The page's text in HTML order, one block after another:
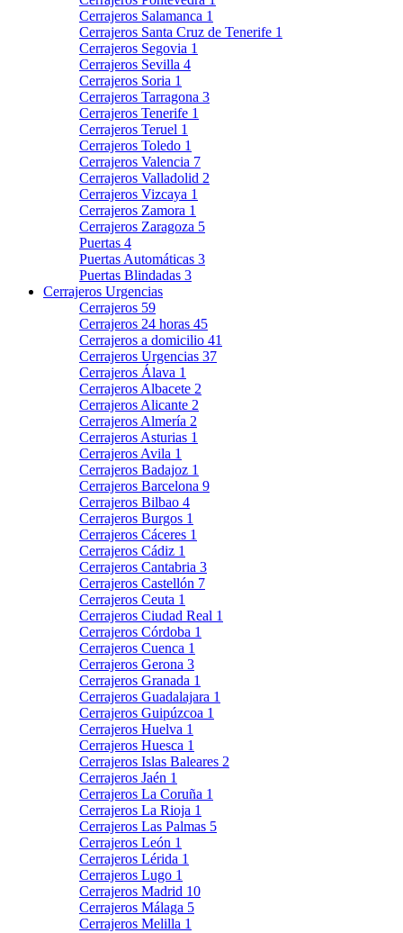
Cerrajeros Salamanca 1
Cerrajeros Santa Cruz de Tenerife 1
Cerrajeros Segovia 1
Cerrajeros Sevilla 4
Cerrajeros Soria 1
Cerrajeros Tarragona 3
Cerrajeros Tenerife 1
Cerrajeros Teruel 1
Cerrajeros Toledo 1
Cerrajeros Valencia 7
Cerrajeros Valladolid 2
Cerrajeros Vizcaya 1
Cerrajeros Zamora 1
Cerrajeros Zaragoza 5
Puertas 4
Puertas Automáticas 3
Puertas Blindadas 3
Cerrajeros Urgencias
Cerrajeros 59
Cerrajeros 24 horas 45
Cerrajeros a domicilio 41
Cerrajeros Urgencias 37
Cerrajeros Álava 1
Cerrajeros Albacete 2
Cerrajeros Alicante 2
Cerrajeros Almería 2
Cerrajeros Asturias 1
Cerrajeros Avila 1
Cerrajeros Badajoz 1
Cerrajeros Barcelona 9
Cerrajeros Bilbao 4
Cerrajeros Burgos 1
Cerrajeros Cáceres 1
Cerrajeros Cádiz 1
Cerrajeros Cantabria 3
Cerrajeros Castellón 7
Cerrajeros Ceuta 1
Cerrajeros Ciudad Real 1
Cerrajeros Córdoba 1
Cerrajeros Cuenca 1
Cerrajeros Gerona 3
Cerrajeros Granada 1
Cerrajeros Guadalajara 1
Cerrajeros Guipúzcoa 1
Cerrajeros Huelva 1
Cerrajeros Huesca 1
Cerrajeros Islas Baleares 2
Cerrajeros Jaén 1
Cerrajeros La Coruña 1
Cerrajeros La Rioja 1
Cerrajeros Las Palmas 5
Cerrajeros León 1
Cerrajeros Lérida 1
Cerrajeros Lugo 1
Cerrajeros Madrid 10
Cerrajeros Málaga 5
Cerrajeros Melilla 1